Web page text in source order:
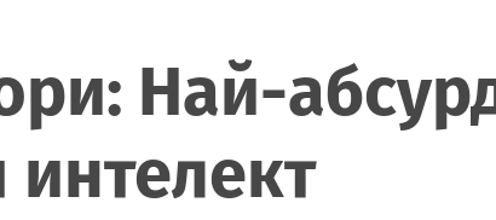
Най-
интелект